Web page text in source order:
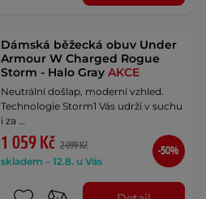
Dámská běžecká obuv Under
Armour W Charged Rogue
Storm - Halo GrayAKCE
Neutrální došlap, moderní vzhled.
Technologie Storm1 Vás udrží v suchu
i za …
1 059 Kč 2 099 Kč
skladem – 12.8. u Vás
-50%